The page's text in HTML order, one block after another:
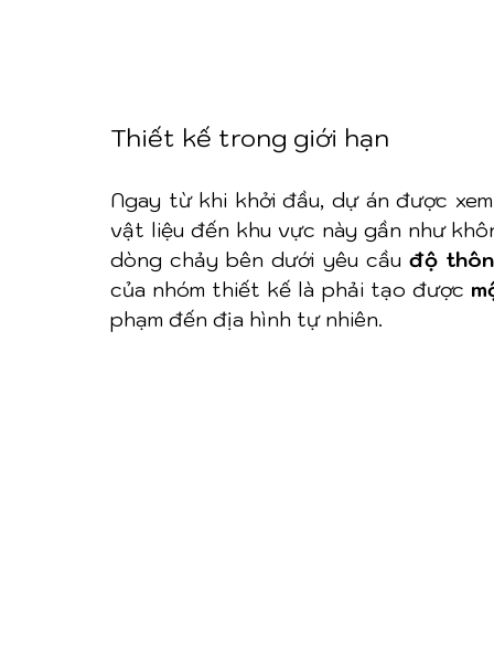
Thiết kế trong giới hạn
Ngay từ khi khởi đầu, dự án được
vật liệu đến khu vực này gần như
dòng chảy bên dưới yêu cầu độ
của nhóm thiết kế là phải tạo được
phạm đến địa hình tự nhiên.